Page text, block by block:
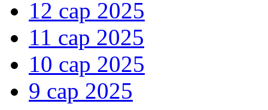
12 сар 2025
11 сар 2025
10 сар 2025
9 сар 2025